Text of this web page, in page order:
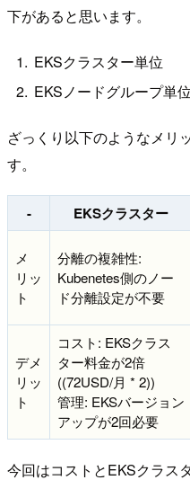
下があると思います。
EKSクラスター単位
EKSノードグループ単位
ざっくり以下のようなメリ
す。
- EKSクラスター
メ
リッ
ト
分離の複雑性:
Kubenetes側のノー
ド分離設定が不要
デメ
リッ
ト
コスト: EKSクラス
ター料金が2倍
((72USD/月 * 2))
管理: EKSバージョン
アップが2回必要
今回はコストとEKSクラス